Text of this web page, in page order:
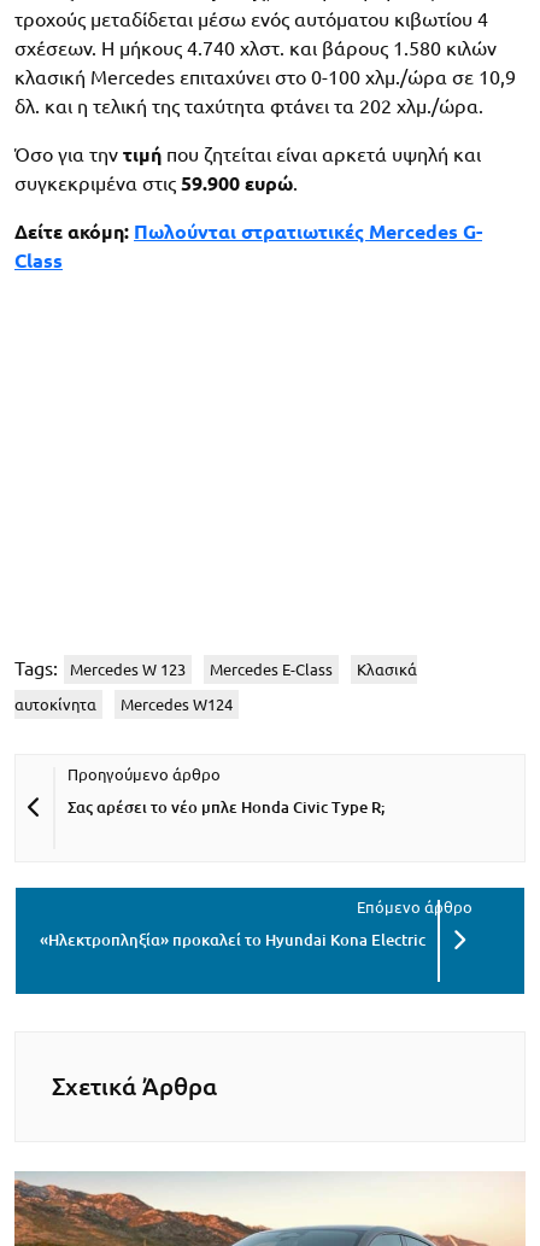
τροχούς μεταδίδεται μέσω ενός αυτόματου κιβωτίου 4
σχέσεων. Η μήκους 4.740 χλστ. και βάρους 1.580 κιλών
κλασική Mercedes επιταχύνει στο 0-100 χλμ./ώρα σε 10,9
δλ. και η τελική της ταχύτητα φτάνει τα 202 χλμ./ώρα.
Όσο για την τιμή που ζητείται είναι αρκετά υψηλή και
συγκεκριμένα στις 59.900 ευρώ.
Δείτε ακόμη: Πωλούνται στρατιωτικές Mercedes G-
Class
Tags: Mercedes W 123 Mercedes E-Class Κλασικά
αυτοκίνητα Mercedes W124
Σας αρέσει το νέο μπλε Honda Civic Type R;
«Ηλεκτροπληξία» προκαλεί το Hyundai Kona Electric
Σχετικά Άρθρα